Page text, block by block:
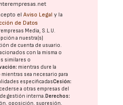
elAviso Legal y la
de Datos
Media, S.L.U.
a nuestra(s)
de cuenta de usuario.
con la misma o
similares o
mientras dure la
sea necesario para
especificadasCesión:
a otras empresas del
gestión interna. Derechos:
oposición, supresión,